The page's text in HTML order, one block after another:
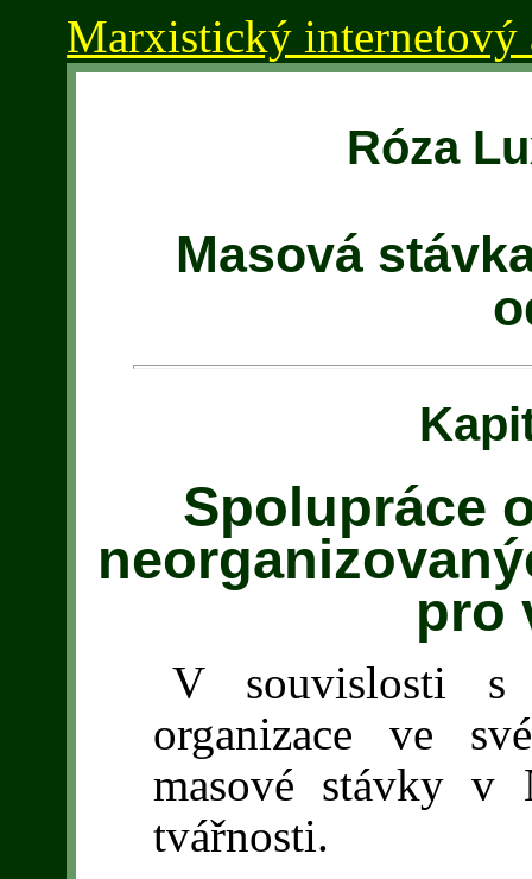
Marxistický internetový
Róza
Masová
Spolupráce
pro
V souvislosti
organizace ve
masové stávky v
tvářnosti.